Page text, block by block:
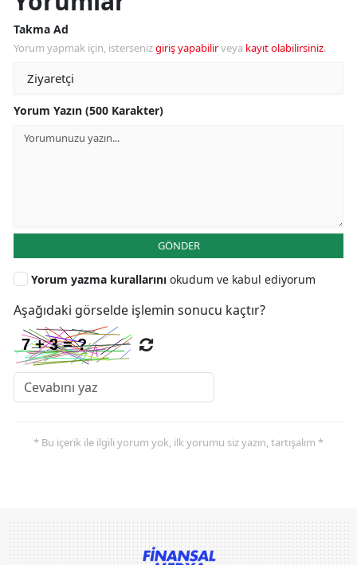
Takma Ad
Yorum yapmak için, istersenizgiriş yapabilirveya kayıt olabilirsiniz.
Yorum Yazın (500 Karakter)
GÖNDER
Yorum yazma kurallarını okudum ve kabul ediyorum
Aşağıdaki görselde işlemin sonucu kaçtır?
* Bu içerik ile ilgili yorum yok, ilk yorumu siz yazın, tartışalım *